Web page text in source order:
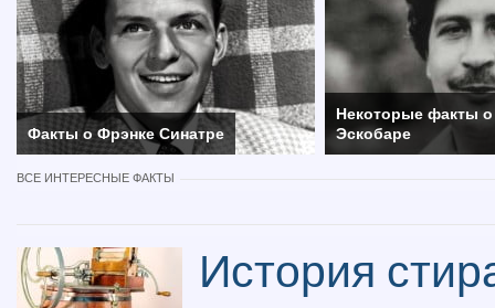
Факты о Фрэнке Синатре
Некоторые факты
Эскобаре
ВСЕ ИНТЕРЕСНЫЕ ФАКТЫ
История